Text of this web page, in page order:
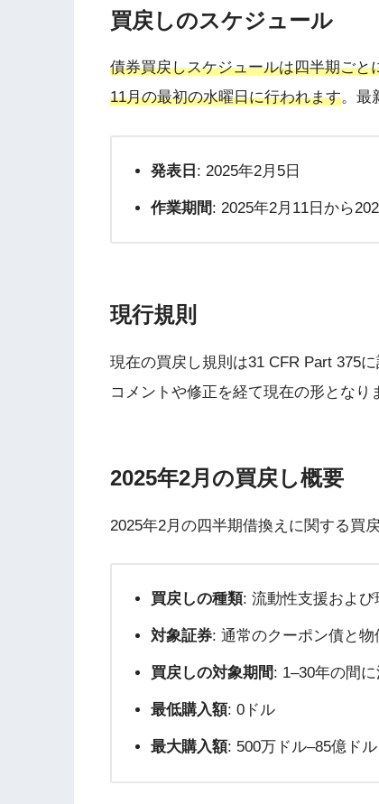
買戻しのスケジュール
債券買戻しスケジュールは四半期ご
11月の最初の水曜日に行われます。最
発表日 : 2025年2月5日
作業期間: 2025年2月11日から
現行規則
現在の買戻し規則は31 CFR Part 375
コメントや修正を経て現在の形となり
2025年2月の買戻し概要
2025年2月の四半期借換えに関する買
買戻しの種類: 流動性支援および
対象証券: 通常のクーポン債と物
買戻しの対象期間: 1–30年の間
最低購入額: 0ドル
最大購入額: 500万ドル–85億ドル